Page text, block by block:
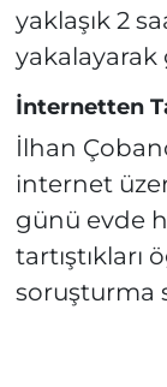
yaklaşık 2
yakalayarak
İnternetten
İlhan
internet
günü evde
tartıştıkları
soruşturma